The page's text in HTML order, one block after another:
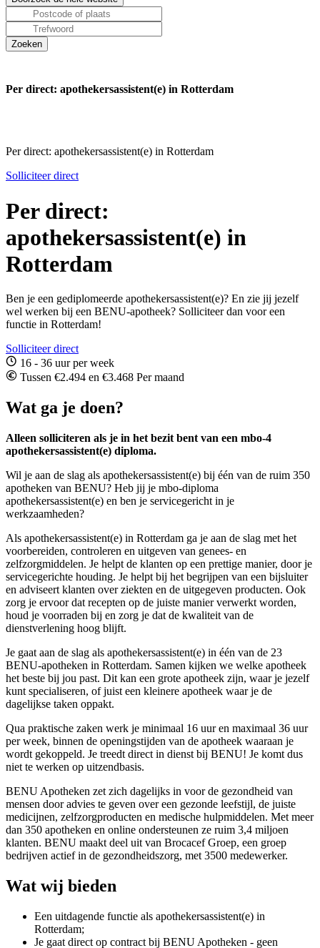
Per direct: apothekersassistent(e) in Rotterdam
Per direct: apothekersassistent(e) in Rotterdam
Solliciteer direct
Per direct:
apothekersassistent(e) in
Rotterdam
Ben je een gediplomeerde apothekersassistent(e)? En zie jij jezelf
wel werken bij een BENU-apotheek? Solliciteer dan voor een
functie in Rotterdam!
Solliciteer direct
16 - 36 uur per week
Tussen €2.494 en €3.468 Per maand
Wat ga je doen?
Alleen solliciteren als je in het bezit bent van een mbo-4
apothekersassistent(e) diploma.
Wil je aan de slag als apothekersassistent(e) bij één van de ruim 350
apotheken van BENU? Heb jij je mbo-diploma
apothekersassistent(e) en ben je servicegericht in je
werkzaamheden?
Als apothekersassistent(e) in Rotterdam ga je aan de slag met het
voorbereiden, controleren en uitgeven van genees- en
zelfzorgmiddelen. Je helpt de klanten op een prettige manier, door je
servicegerichte houding. Je helpt bij het begrijpen van een bijsluiter
en adviseert klanten over ziekten en de uitgegeven producten. Ook
zorg je ervoor dat recepten op de juiste manier verwerkt worden,
houd je voorraden bij en zorg je dat de kwaliteit van de
dienstverlening hoog blijft.
Je gaat aan de slag als apothekersassistent(e) in één van de 23
BENU-apotheken in Rotterdam. Samen kijken we welke apotheek
het beste bij jou past. Dit kan een grote apotheek zijn, waar je jezelf
kunt specialiseren, of juist een kleinere apotheek waar je de
dagelijkse taken oppakt.
Qua praktische zaken werk je minimaal 16 uur en maximaal 36 uur
per week, binnen de openingstijden van de apotheek waaraan je
wordt gekoppeld. Je treedt direct in dienst bij BENU! Je komt dus
niet te werken op uitzendbasis.
BENU Apotheken zet zich dagelijks in voor de gezondheid van
mensen door advies te geven over een gezonde leefstijl, de juiste
medicijnen, zelfzorgproducten en medische hulpmiddelen. Met meer
dan 350 apotheken en online ondersteunen ze ruim 3,4 miljoen
klanten. BENU maakt deel uit van Brocacef Groep, een groep
bedrijven actief in de gezondheidszorg, met 3500 medewerker.
Wat wij bieden
Een uitdagende functie als apothekersassistent(e) in
Rotterdam;
Je gaat direct op contract bij BENU Apotheken - geen